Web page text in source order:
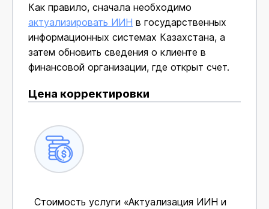
Как правило, сначала необходимо
актуализировать ИИН в государственных
информационных системах Казахстана, а
затем обновить сведения о клиенте в
финансовой организации, где открыт счет.
Цена корректировки
Стоимость услуги «Актуализация ИИН и